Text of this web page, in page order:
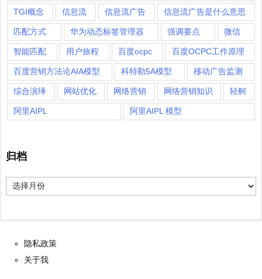
TGI概念 信息流 信息流广告 信息流广告是什么意思
匹配方式 华为动态标签管理器 强调要点 微信
智能匹配 用户旅程 百度ocpc 百度OCPC工作原理
百度营销方法论AIA模型 科特勒5A模型 移动广告监测
综合演绎 网站优化 网络营销 网络营销知识 轻舸
阿里AIPL 阿里AIPL 模型
归档
归
档
隐私政策
关于我